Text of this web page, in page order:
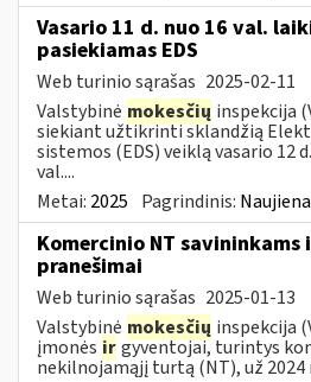
Vasario 11 d. nuo 16 val.
pasiekiamas EDS
Web turinio sąrašas 2025-02-11
Valstybinė mokesčių inspekcija
siekiant užtikrinti sklandžią
sistemos (EDS) veiklą vasario 12
val....
Metai: 2025 Pagrindinis: Naujiena
Komercinio NT savininkams
pranešimai
Web turinio sąrašas 2025-01-13
Valstybinė mokesčių inspekcija
įmonės irgyventojai, turintys
nekilnojamąjį turtą (NT), už 2024